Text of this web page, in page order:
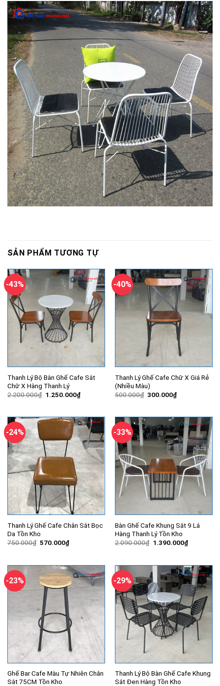
SẢN PHẨM TƯƠNG TỰ
-43%
Thanh Lý Bộ Bàn Ghế Cafe Sắt
Chữ X Hàng Thanh Lý
2.200.000₫ Giá
1.250.000₫Giá
hiện
1.250.000₫.
-40%
Thanh Lý Ghế Cafe Chữ X Giá Rẻ
(Nhiều Màu)
500.000₫ Giá
300.000₫Giá
hiện
300.000₫.
-24%
Thanh Lý Ghế Cafe Chân Sắt Bọc
Da Tồn Kho
750.000₫ Giá
570.000₫Giá
hiện
570.000₫.
-33%
Bàn Ghế Cafe Khung Sắt 9 Lá
Hàng Thanh Lý Tồn Kho
2.090.000₫ Giá
1.390.000₫Giá
hiện
-23%
Ghế Bar Cafe Màu Tự Nhiên Chân
Sắt 75CM Tồn Kho
-29%
Thanh Lý Bộ Bàn Ghế Cafe Khung
Sắt Đen Hàng Tồn Kho